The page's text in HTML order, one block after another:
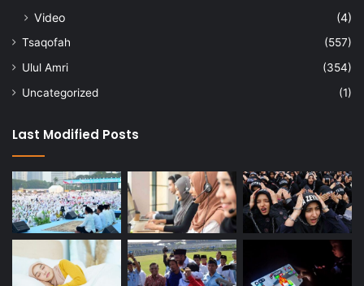
Video (4)
Tsaqofah
(557)
Ulul Amri
(354)
Uncategorized
(1)
Last Modified Posts